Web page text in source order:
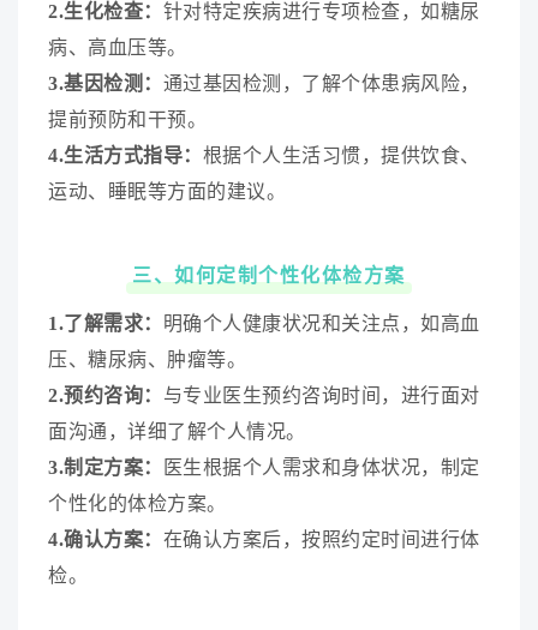
2.生化检查： 针对特定疾病进行专项检查，如糖尿
病、高血压等。
3.基因检测： 通过基因检测，了解个体患病风险，
提前预防和干预。
4.生活方式指导： 根据个人生活习惯，提供饮食、
运动、睡眠等方面的建议。
三、如何定制个性化体检方案
1.了解需求： 明确个人健康状况和关注点，如高血
压、糖尿病、肿瘤等。
2.预约咨询： 与专业医生预约咨询时间，进行面对
面沟通，详细了解个人情况。
3.制定方案：
医生根据个人需求和身体状况，制定
个性化的体检方案。
4.确认方案： 在确认方案后，按照约定时间进行体
检。